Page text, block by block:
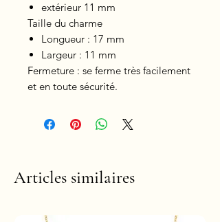
extérieur 11 mm
Taille du charme
Longueur : 17 mm
Largeur : 11 mm
Fermeture : se ferme très facilement
et en toute sécurité.
Articles similaires